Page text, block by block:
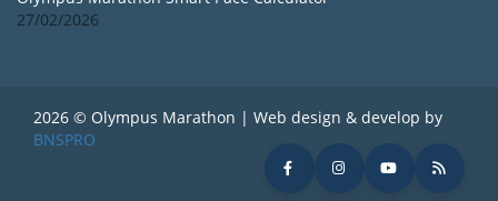
27/02/2026
2026 © Olympus Marathon | Web design & develop by
BNSPRO